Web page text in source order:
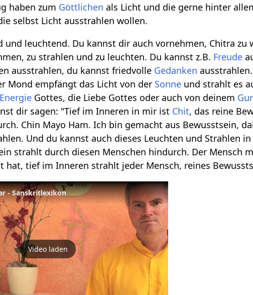
haben zum Göttlichen als Licht und die gerne hinter
selbst Licht ausstrahlen wollen.
und leuchtend. Du kannst dir auch vornehmen, Chitra zu
zu strahlen und zu leuchten. Du kannst z.B. Freude
ausstrahlen, du kannst friedvolle Gedanken
Mond empfängt das Licht von der Sonne und strahlt es
Energie Gottes, die Liebe Gottes oder auch von deinem
dir sagen: "Tief im Inneren in mir ist Chit, das reine
Chin Mayo Ham. Ich bin gemacht aus Bewusstsein,
Und du kannst auch dieses Leuchten und Strahlen
strahlt durch diesen Menschen hindurch. Der Mensch
hat, tief im Inneren strahlt jeder Mensch, reines
- Sanskritlexikon
Video laden